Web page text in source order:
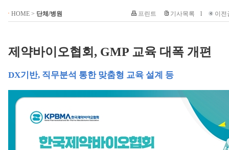
HOME> 단체/병원 프린트 기사목록 l 이전
제약바이오협회, GMP 교육 대폭 개편
DX기반, 직무분석 통한 맞춤형 교육 설계 등